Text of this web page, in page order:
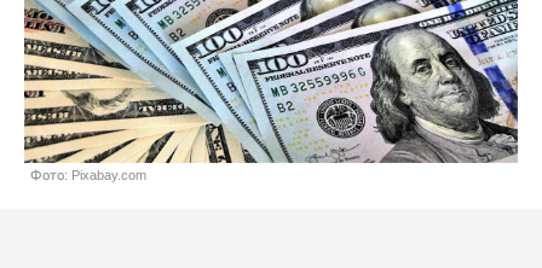
Фото: Pixabay.com